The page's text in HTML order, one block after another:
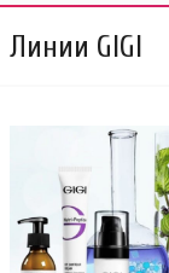
Линии GIGI